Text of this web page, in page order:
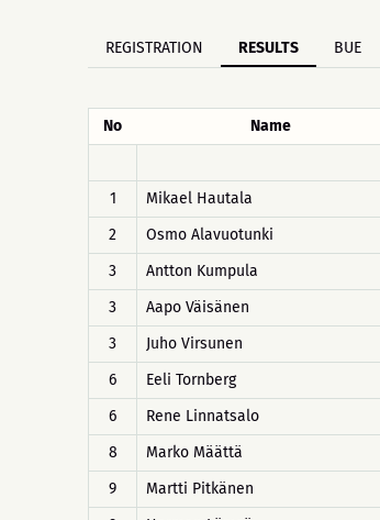
REGISTRATION RESULTS BUE
No Name
1
Mikael Hautala
2
Osmo Alavuotunki
3
Antton Kumpula
3
Aapo Väisänen
3
Juho Virsunen
6
Eeli Tornberg
6
Rene Linnatsalo
8
Marko Määttä
9
Martti Pitkänen